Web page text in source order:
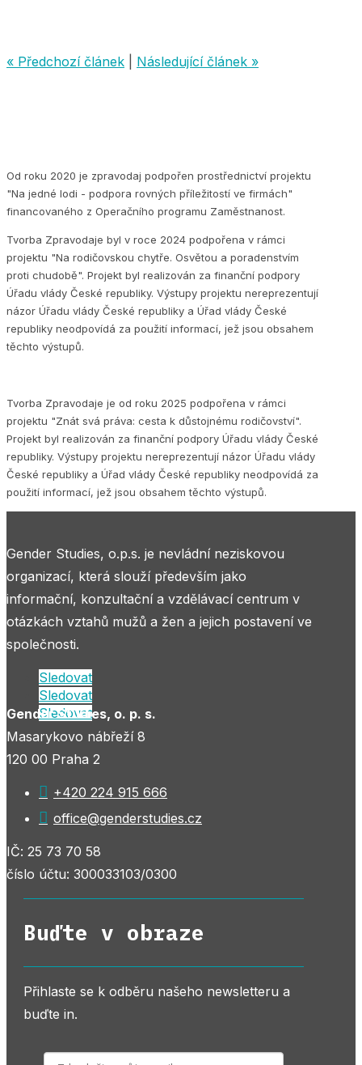
« Předchozí článek Následující článek »
Od roku 2020 je zpravodaj podpořen prostřednictví projektu
"Na jedné lodi - podpora rovných příležitostí ve firmách"
financovaného z Operačního programu Zaměstnanost.
Tvorba Zpravodaje byl v roce 2024 podpořena v rámci
projektu "Na rodičovskou chytře. Osvětou a poradenstvím
proti chudobě". Projekt byl realizován za finanční podpory
Úřadu vlády České republiky. Výstupy projektu nereprezentují
názor Úřadu vlády České republiky a Úřad vlády České
republiky neodpovídá za použití informací, jež jsou obsahem
těchto výstupů.
Tvorba Zpravodaje je od roku 2025 podpořena v rámci
projektu "Znát svá práva: cesta k důstojnému rodičovství".
Projekt byl realizován za finanční podpory Úřadu vlády České
republiky. Výstupy projektu nereprezentují názor Úřadu vlády
České republiky a Úřad vlády České republiky neodpovídá za
použití informací, jež jsou obsahem těchto výstupů.
Gender Studies, o.p.s. je nevládní neziskovou
organizací, která slouží především jako
informační, konzultační a vzdělávací centrum v
otázkách vztahů mužů a žen a jejich postavení ve
společnosti.
Sledovat
Sledovat
Sledovat
Gender Studies, o. p. s.
Masarykovo nábřeží 8
120 00 Praha 2
 +420 224 915 666
 office@genderstudies.cz
IČ: 25 73 70 58
číslo účtu: 300033103/0300
Buďte v obraze
Přihlaste se k odběru našeho newsletteru a
buďte in.